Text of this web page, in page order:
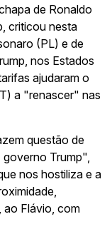
de Ronaldo
criticou nesta
(PL) e de
nos Estados
ajudaram o
a "renascer" nas
questão de
governo Trump",
nos hostiliza e a
ao Flávio, com